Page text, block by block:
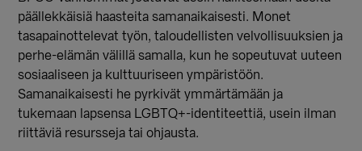
päällekkäisiä haasteita samanaikaisesti. Monet
tasapainottelevat työn, taloudellisten velvollisuuksien ja
perhe-elämän välillä samalla, kun he sopeutuvat uuteen
sosiaaliseen ja kulttuuriseen ympäristöön.
Samanaikaisesti he pyrkivät ymmärtämään ja
tukemaan lapsensa LGBTQ+-identiteettiä, usein ilman
riittäviä resursseja tai ohjausta.